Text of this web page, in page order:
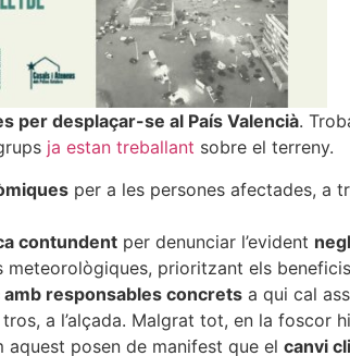
per desplaçar-se al País Valencià.
ja estan treballant sobre el terreny.
per a les persones afectades, a
contundent per denunciar l’evident
meteorològiques, prioritzant els
responsables concrets a qui cal
a l’alçada. Malgrat tot, en la foscor
posen de manifest que el canvi